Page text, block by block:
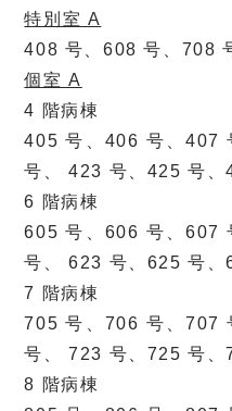
特別室 A
408 号、608 号、708
個室 A
4 階病棟
405 号、406 号、407
号、 423 号、425 号、
6 階病棟
605 号、606 号、607
号、 623 号、625 号、
7 階病棟
705 号、706 号、707
号、 723 号、725 号、
8 階病棟